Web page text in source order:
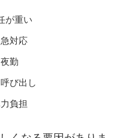
が重い
対応
夜勤
び出し
負担